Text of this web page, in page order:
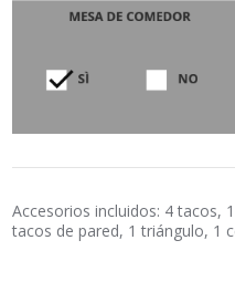
Accesorios incluidos: 4 tacos,
tacos de pared, 1 triángulo, 1